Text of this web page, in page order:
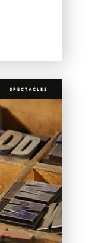
SPECTACLES